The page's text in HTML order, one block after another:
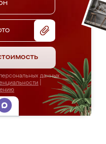
данных